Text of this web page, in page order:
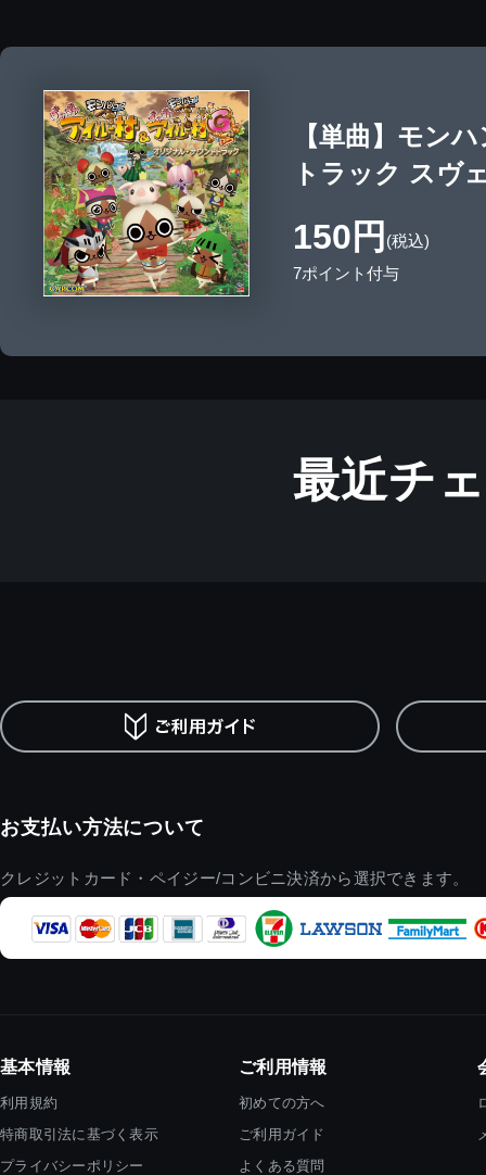
【単曲】モン
トラック スヴ
150円 (税込)
7ポイント付与
最近チ
お支払い方法について
クレジットカード・ペイジー/コンビニ決済から選択できます。
基本情報
利用規約
特商取引法に基づく表示
プライバシーポリシー
ご利用情報
初めての方へ
ご利用ガイド
よくある質問